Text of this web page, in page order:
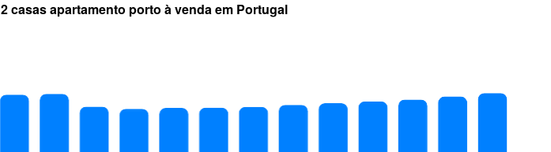
2 casas apartamento porto à venda em Portugal